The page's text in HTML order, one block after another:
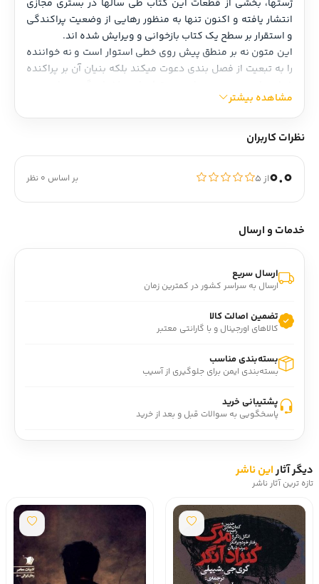
و استقرار بر سطح یک کتاب بازخوانی و ویرایش شده اند.
نویسی و پرهیز از هرگونه فهم از پیش تضمین شده.
مشاهده بیشتر
نظرات کاربران
0.0از ۵ بر اساس 0 نظر
خدمات و ارسال
ارسال سریع
ارسال به سراسر کشور در کمترین زمان
تضمین اصالت کالا
کالاهای اورجینال و با گارانتی معتبر
بسته‌بندی مناسب
بسته‌بندی ایمن برای جلوگیری از آسیب
پشتیبانی خرید
پاسخگویی به سوالات قبل و بعد از خرید
دیگر آثاراین ناشر
تازه ترین آثار ناشر